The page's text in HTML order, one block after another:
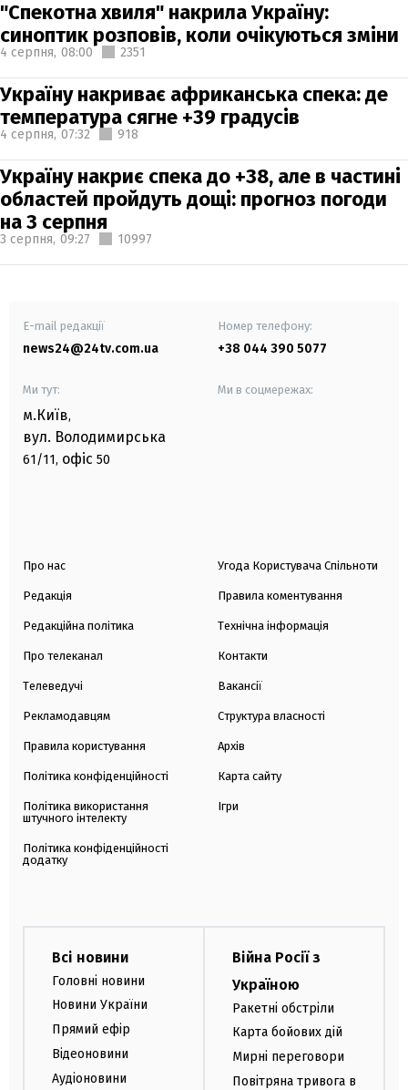
"Спекотна хвиля" накрила Україну:
синоптик розповів, коли очікуються зміни
4 серпня, 08:00 2351
Україну накриває африканська спека: де
температура сягне +39 градусів
4 серпня, 07:32 918
Україну накриє спека до +38, але в частині
областей пройдуть дощі: прогноз погоди
на 3 серпня
3 серпня, 09:27 10997
E-mail редакції
news24@24tv.com.ua
Номер телефону:
+38 044 390 5077
Ми тут:
м.Київ,
вул. Володимирська
61/11, офіс 50
Ми в соцмережах:
Про нас
Редакція
Редакційна політика
Про телеканал
Телеведучі
Рекламодавцям
Правила користування
Політика конфіденційності
Політика використання
штучного інтелекту
Політика конфіденційності
додатку
Угода Користувача Спільноти
Правила коментування
Технічна інформація
Контакти
Вакансії
Структура власності
Архів
Карта сайту
Ігри
Всі новини
Головні новини
Новини України
Прямий ефір
Відеоновини
Аудіоновини
Війна Росії з
Україною
Ракетні обстріли
Карта бойових дій
Мирні переговори
Повітряна тривога в